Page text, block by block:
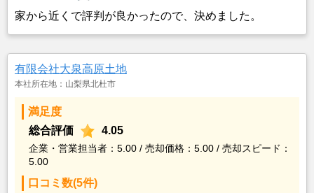
家から近くで評判が良かったので、決めました。
有限会社大泉高原土地
本社所在地：山梨県北杜市
満足度
総合評価
4.05
企業・営業担当者：5.00 / 売却価格：5.00 / 売却スピード：
5.00
口コミ数(5件)